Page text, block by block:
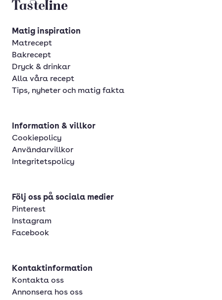
Tasteline startsida
Matig inspiration
Matrecept
Bakrecept
Dryck & drinkar
Alla våra recept
Tips, nyheter och matig fakta
Information & villkor
Cookiepolicy
Användarvillkor
Integritetspolicy
Följ oss på sociala medier
Pinterest
Instagram
Facebook
Kontaktinformation
Kontakta oss
Annonsera hos oss